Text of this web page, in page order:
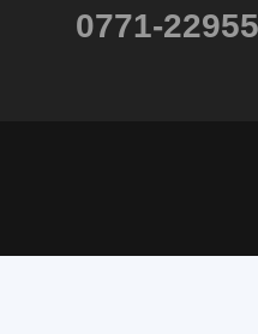
0771-